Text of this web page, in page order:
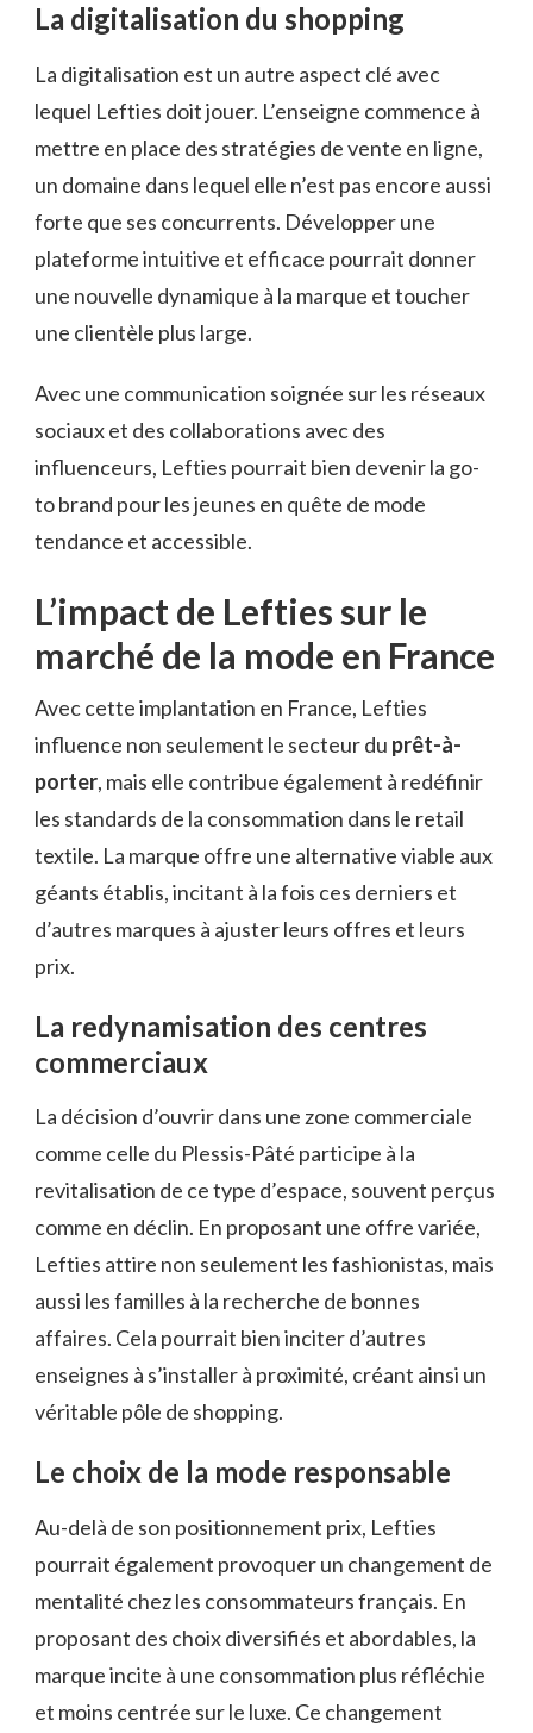
La digitalisation du shopping
La digitalisation est un autre aspect clé avec
lequel Lefties doit jouer. L’enseigne commence à
mettre en place des stratégies de vente en ligne,
un domaine dans lequel elle n’est pas encore aussi
forte que ses concurrents. Développer une
plateforme intuitive et efficace pourrait donner
une nouvelle dynamique à la marque et toucher
une clientèle plus large.
Avec une communication soignée sur les réseaux
sociaux et des collaborations avec des
influenceurs, Lefties pourrait bien devenir la go-
to brand pour les jeunes en quête de mode
tendance et accessible.
L’impact de Lefties sur le
marché de la mode en France
Avec cette implantation en France, Lefties
influence non seulement le secteur du prêt-à-
porter, mais elle contribue également à redéfinir
les standards de la consommation dans le retail
textile. La marque offre une alternative viable aux
géants établis, incitant à la fois ces derniers et
d’autres marques à ajuster leurs offres et leurs
prix.
La redynamisation des centres
commerciaux
La décision d’ouvrir dans une zone commerciale
comme celle du Plessis-Pâté participe à la
revitalisation de ce type d’espace, souvent perçus
comme en déclin. En proposant une offre variée,
Lefties attire non seulement les fashionistas, mais
aussi les familles à la recherche de bonnes
affaires. Cela pourrait bien inciter d’autres
enseignes à s’installer à proximité, créant ainsi un
véritable pôle de shopping.
Le choix de la mode responsable
Au-delà de son positionnement prix, Lefties
pourrait également provoquer un changement de
mentalité chez les consommateurs français. En
proposant des choix diversifiés et abordables, la
marque incite à une consommation plus réfléchie
et moins centrée sur le luxe. Ce changement